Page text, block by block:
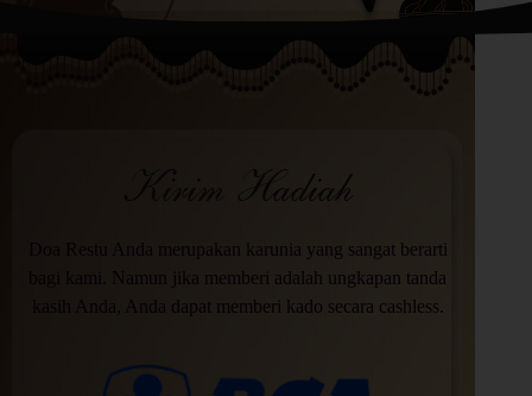
Kirim Hadiah
Doa Restu Anda merupakan karunia yang sangat berarti
bagi kami. Namun jika memberi adalah ungkapan tanda
kasih Anda, Anda dapat memberi kado secara cashless.